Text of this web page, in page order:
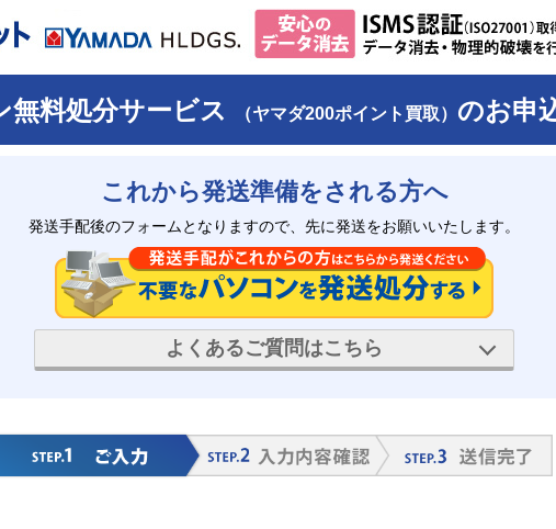
無料処分サービス （ヤマダ200ポイント買取） のお申
これから発送準備をされる方へ
発送手配後のフォームとなりますので、 先に発送をお願いいたします。
よくあるご質問はこちら
ある法人様について ヤマダポイント進呈条件について